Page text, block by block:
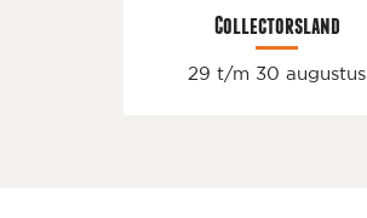
Collectorsland
29 t/m 30 augustus